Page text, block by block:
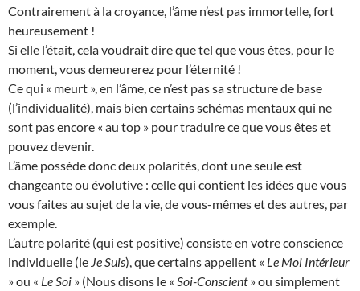
Contrairement à la croyance, l’âme n’est pas immortelle, fort
heureusement !
Si elle l’était, cela voudrait dire que tel que vous êtes, pour le
moment, vous demeurerez pour l’éternité !
Ce qui « meurt », en l’âme, ce n’est pas sa structure de base
(l’individualité), mais bien certains schémas mentaux qui ne
sont pas encore « au top » pour traduire ce que vous êtes et
pouvez devenir.
L’âme possède donc deux polarités, dont une seule est
changeante ou évolutive : celle qui contient les idées que vous
vous faites au sujet de la vie, de vous-mêmes et des autres, par
exemple.
L’autre polarité (qui est positive) consiste en votre conscience
individuelle (le Je Suis), que certains appellent « Le Moi Intérieur
» ou « Le Soi » (Nous disons le « Soi-Conscient» ou simplement